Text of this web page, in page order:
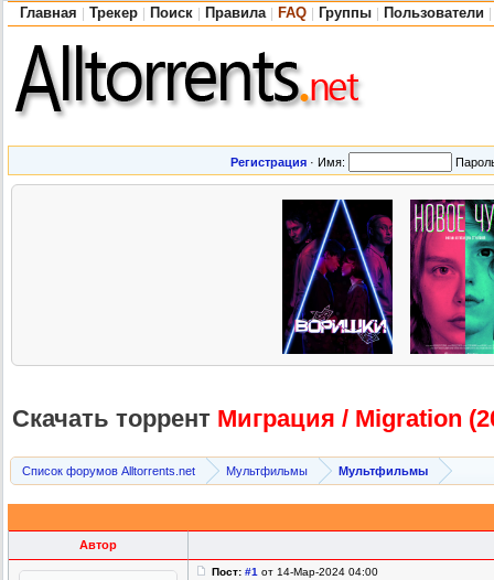
Главная Трекер Поиск Правила FAQ Группы Пользователи
Регистрация · Имя:
Скачать торрент Миграция / Migration
Список форумов Alltorrents.net Мультфильмы Мультфильмы
Автор
Пост: #1 от 14-Мар-2024 04:00